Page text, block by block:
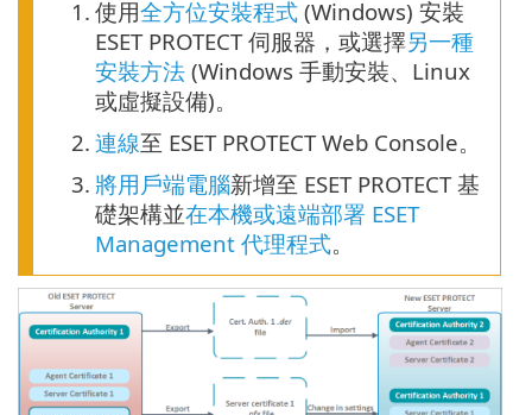
1. 使用全方位安裝程式 (Windows) 安裝
ESET PROTECT 伺服器，或選擇另一種
安裝方法 (Windows 手動安裝、Linux
或虛擬設備)。
2. 連線至 ESET PROTECT Web Console。
3. 將用戶端電腦新增至 ESET PROTECT 基
礎架構並在本機或遠端部署 ESET
Management 代理程式。